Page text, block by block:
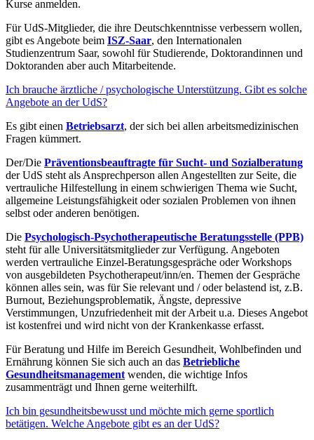
Kurse anmelden.
Für UdS-Mitglieder, die ihre Deutschkenntnisse verbessern wollen,
gibt es Angebote beim ISZ-Saar, den Internationalen
Studienzentrum Saar, sowohl für Studierende, Doktorandinnen und
Doktoranden aber auch Mitarbeitende.
Ich brauche ärztliche / psychologische Unterstützung. Gibt es solche
Angebote an der UdS?
Es gibt einen Betriebsarzt, der sich bei allen arbeitsmedizinischen
Fragen kümmert.
Der/Die Präventionsbeauftragte für Sucht- und Sozialberatung
der UdS steht als Ansprechperson allen Angestellten zur Seite, die
vertrauliche Hilfestellung in einem schwierigen Thema wie Sucht,
allgemeine Leistungsfähigkeit oder sozialen Problemen von ihnen
selbst oder anderen benötigen.
Die Psychologisch-Psychotherapeutische Beratungsstelle (PPB)
steht für alle Universitätsmitglieder zur Verfügung. Angeboten
werden vertrauliche Einzel-Beratungsgespräche oder Workshops
von ausgebildeten Psychotherapeut/inn/en. Themen der Gespräche
können alles sein, was für Sie relevant und / oder belastend ist, z.B.
Burnout, Beziehungsproblematik, Ängste, depressive
Verstimmungen, Unzufriedenheit mit der Arbeit u.a. Dieses Angebot
ist kostenfrei und wird nicht von der Krankenkasse erfasst.
Für Beratung und Hilfe im Bereich Gesundheit, Wohlbefinden und
Ernährung können Sie sich auch an das Betriebliche
Gesundheitsmanagement wenden, die wichtige Infos
zusammenträgt und Ihnen gerne weiterhilft.
Ich bin gesundheitsbewusst und möchte mich gerne sportlich
betätigen. Welche Angebote gibt es an der UdS?